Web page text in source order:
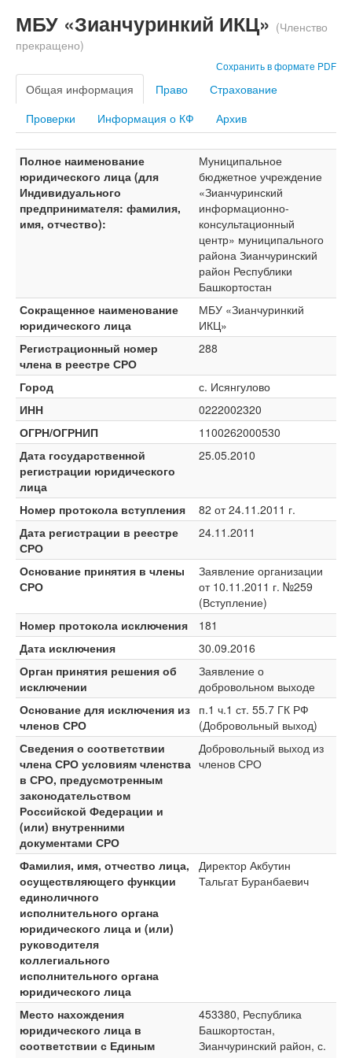
МБУ «Зианчуринкий ИКЦ» (Членство
прекращено)
Сохранить в формате PDF
Общая информация Право
Страхование
Проверки
Информация о КФ Архив
Полное наименование
юридического лица (для
Индивидуального
предпринимателя: фамилия,
имя, отчество):
Муниципальное
бюджетное учреждение
«Зианчуринский
информационно-
консультационный
центр» муниципального
района Зианчуринский
район Республики
Башкортостан
Сокращенное наименование
юридического лица
МБУ «Зианчуринкий
ИКЦ»
Регистрационный номер
члена в реестре СРО
288
Город
с. Исянгулово
ИНН
0222002320
ОГРН/ОГРНИП
1100262000530
Дата государственной
регистрации юридического
лица
25.05.2010
Номер протокола вступления
82 от 24.11.2011 г.
Дата регистрации в реестре
СРО
24.11.2011
Основание принятия в члены
СРО
Заявление организации
от 10.11.2011 г. №259
(Вступление)
Номер протокола исключения
181
Дата исключения
30.09.2016
Орган принятия решения об
исключении
Заявление о
добровольном выходе
Основание для исключения из
членов СРО
п.1 ч.1 ст. 55.7 ГК РФ
(Добровольный выход)
Сведения о соответствии
члена СРО условиям членства
в СРО, предусмотренным
законодательством
Российской Федерации и
(или) внутренними
документами СРО
Добровольный выход из
членов СРО
Фамилия, имя, отчество лица,
осуществляющего функции
единоличного
исполнительного органа
юридического лица и (или)
руководителя
коллегиального
исполнительного органа
юридического лица
Директор Акбутин
Тальгат Буранбаевич
Место нахождения
юридического лица в
соответствии с Единым
453380, Республика
Башкортостан,
Зианчуринский район, с.